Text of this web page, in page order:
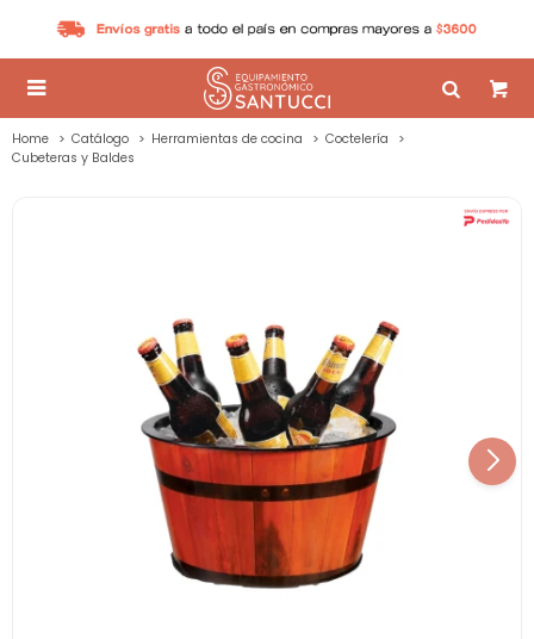

Home Catálogo Herramientas de cocina
Coctelería
Cubeteras y Baldes